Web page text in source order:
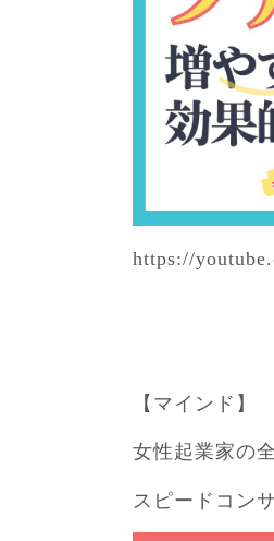
https://
【マインド】
女性起業家の
スピードコン